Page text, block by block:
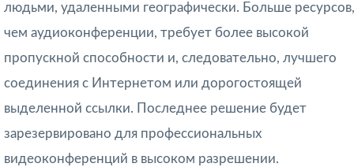
людьми, удаленными географически. Больше ресурсов,
чем аудиоконференции, требует более высокой
пропускной способности и, следовательно, лучшего
соединения с Интернетом или дорогостоящей
выделенной ссылки. Последнее решение будет
зарезервировано для профессиональных
видеоконференций в высоком разрешении.